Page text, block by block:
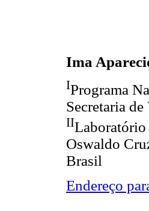
Ima
IPrograma
Secretaria
IILaboratório
Oswaldo
Brasil
Endereço